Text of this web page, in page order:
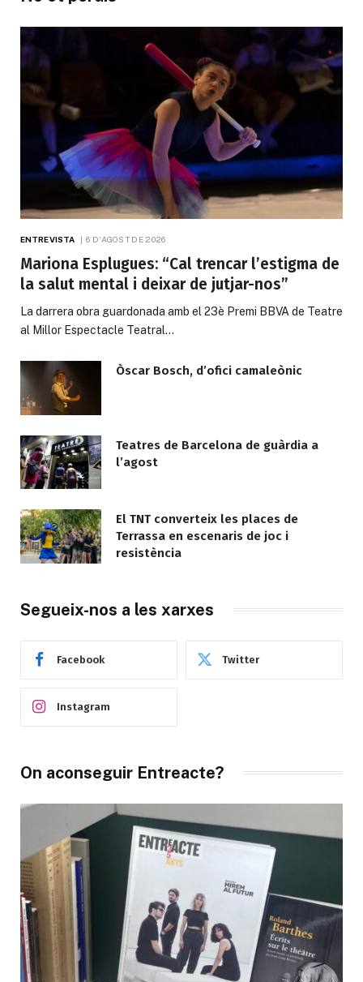
ENTREVISTA 6 D'AGOST DE 2026
Mariona Esplugues: “Cal trencar l’estigma de
la salut mental i deixar de jutjar-nos”
La darrera obra guardonada amb el 23è Premi BBVA de Teatre
al Millor Espectacle Teatral…
Òscar Bosch, d’ofici camaleònic
Teatres de Barcelona de guàrdia a
l’agost
El TNT converteix les places de
Terrassa en escenaris de joc i
resistència
Segueix-nos a les xarxes
Facebook Twitter
Instagram
On aconseguir Entreacte?